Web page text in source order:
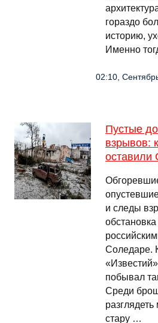
гораздо
историю,
Именно
02:10,
Пустые
взрывов:
оставили
и следы
Соледаре.
побывал
Среди
стару …